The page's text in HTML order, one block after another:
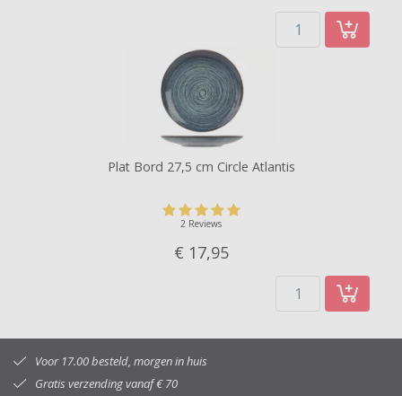
Plat Bord 27,5 cm Circle Atlantis
2 Reviews
€ 17,95
Voor 17.00 besteld, morgen in huis
Gratis verzending vanaf € 70